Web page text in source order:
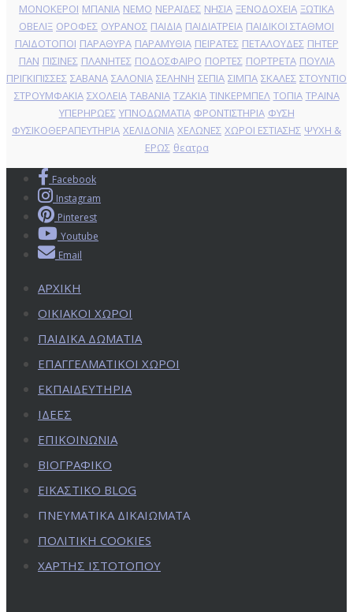
ΜΟΝΟΚΕΡΟΙ ΜΠΑΝΙΑ ΝΕΜΟ ΝΕΡΑΪΔΕΣ ΝΗΣΙΑ ΞΕΝΟΔΟΧΕΙΑ ΞΩΤΙΚΑ
ΟΒΕΛΙΞ ΟΡΟΦΕΣ ΟΥΡΑΝΟΣ ΠΑΙΔΙΑ ΠΑΙΔΙΑΤΡΕΙΑ ΠΑΙΔΙΚΟΙ ΣΤΑΘΜΟΙ
ΠΑΙΔΟΤΟΠΟΙ ΠΑΡΑΘΥΡΑ ΠΑΡΑΜΥΘΙΑ ΠΕΙΡΑΤΕΣ ΠΕΤΑΛΟΥΔΕΣ ΠΗΤΕΡ
ΠΑΝ ΠΙΣΙΝΕΣ ΠΛΑΝΗΤΕΣ ΠΟΔΟΣΦΑΙΡΟ ΠΟΡΤΕΣ ΠΟΡΤΡΕΤA ΠΟΥΛΙΑ
ΠΡΙΓΚΙΠΙΣΣΕΣ ΣΑΒΑΝΑ ΣΑΛΟΝΙΑ ΣΕΛΗΝΗ ΣΕΠΙΑ ΣΙΜΠΑ ΣΚΑΛΕΣ ΣΤΟΥΝΤΙΟ
ΣΤΡΟΥΜΦΑΚΙΑ ΣΧΟΛΕΙΑ ΤΑΒΑΝΙΑ ΤΖΑΚΙΑ ΤΙΝΚΕΡΜΠΕΛ ΤΟΠΙΑ ΤΡΑΙΝΑ
ΥΠΕΡΗΡΩΕΣ ΥΠΝΟΔΩΜΑΤΙΑ ΦΡΟΝΤΙΣΤΗΡΙΑ ΦΥΣΗ
ΦΥΣΙΚΟΘΕΡΑΠΕΥΤΗΡΙΑ ΧΕΛΙΔΟΝΙΑ ΧΕΛΩΝΕΣ ΧΩΡΟΙ ΕΣΤΙΑΣΗΣ ΨΥΧΗ &
ΕΡΩΣ θεατρα
Facebook
Instagram
Pinterest
Youtube
Email
ΑΡΧΙΚΗ
ΟΙΚΙΑΚΟΙ ΧΩΡΟΙ
ΠΑΙΔΙΚΑ ΔΩΜΑΤΙΑ
ΕΠΑΓΓΕΛΜΑΤΙΚΟΙ ΧΩΡΟΙ
ΕΚΠΑΙΔΕΥΤΗΡΙΑ
ΙΔΕΕΣ
ΕΠΙΚΟΙΝΩΝΙΑ
ΒΙΟΓΡΑΦΙΚΟ
ΕΙΚΑΣΤΙΚΟ BLOG
ΠΝΕΥΜΑΤΙΚΑ ΔΙΚΑΙΩΜΑΤΑ
ΠΟΛΙΤΙΚΗ COOKIES
ΧΑΡΤΗΣ ΙΣΤΟΤΟΠΟΥ